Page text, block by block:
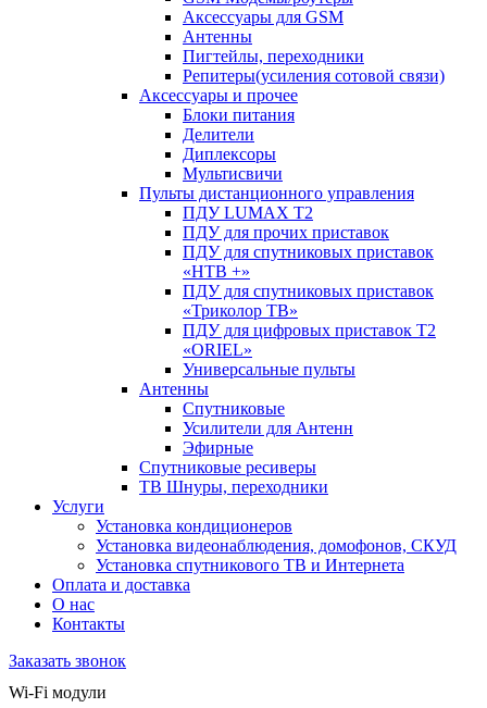
Аксессуары для GSM
Антенны
Пигтейлы, переходники
Репитеры(усиления сотовой связи)
Аксессуары и прочее
Блоки питания
Делители
Диплексоры
Мультисвичи
Пульты дистанционного управления
ПДУ LUMAX Т2
ПДУ для прочих приставок
ПДУ для спутниковых приставок
«НТВ +»
ПДУ для спутниковых приставок
«Триколор ТВ»
ПДУ для цифровых приставок Т2
«ORIEL»
Универсальные пульты
Антенны
Спутниковые
Усилители для Антенн
Эфирные
Спутниковые ресиверы
ТВ Шнуры, переходники
Услуги
Установка кондиционеров
Установка видеонаблюдения, домофонов, СКУД
Установка спутникового ТВ и Интернета
Оплата и доставка
О нас
Контакты
Заказать звонок
Wi-Fi модули